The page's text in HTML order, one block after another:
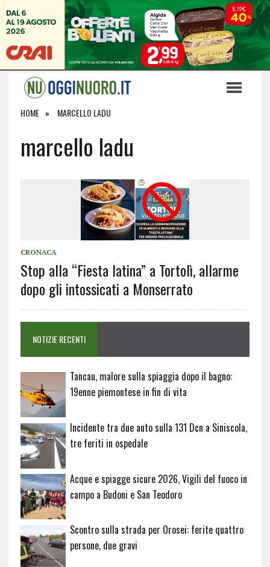
HOME MARCELLO LADU
marcello ladu
CRONACA
Stop alla “Fiesta latina” a Tortolì, allarme
dopo gli intossicati a Monserrato
NOTIZIE RECENTI
Tancau, malore sulla spiaggia dopo il bagno:
19enne piemontese in fin di vita
Incidente tra due auto sulla 131 Dcn a Siniscola,
tre feriti in ospedale
Acque e spiagge sicure 2026, Vigili del fuoco in
campo a Budoni e San Teodoro
Scontro sulla strada per Orosei: ferite quattro
persone, due gravi